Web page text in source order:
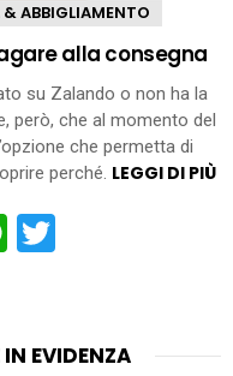
ABBIGLIAMENTO
alla consegna
su Zalando o non ha la
però, che al momento del
che permetta di
perché. LEGGI DI PIÙ
WhatsApp
EVIDENZA